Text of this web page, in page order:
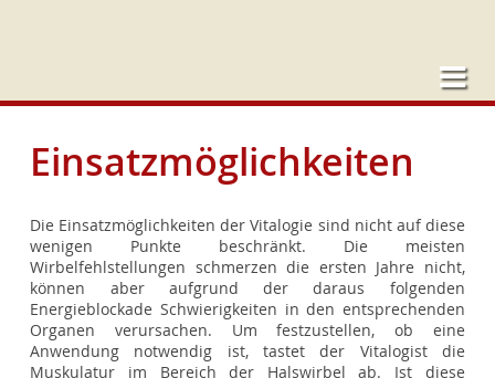
Einsatzmöglichkeiten
Die Einsatzmöglichkeiten der Vitalogie sind nicht auf diese
wenigen Punkte beschränkt. Die meisten
Wirbelfehlstellungen schmerzen die ersten Jahre nicht,
können aber aufgrund der daraus folgenden
Energieblockade Schwierigkeiten in den entsprechenden
Organen verursachen. Um festzustellen, ob eine
Anwendung notwendig ist, tastet der Vitalogist die
Muskulatur im Bereich der Halswirbel ab. Ist diese